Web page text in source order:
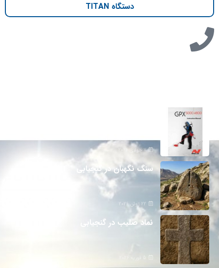
دستگاه TITAN
7 جولای 2026
سنگ نگهبان در گنجیابی
22 ژوئن 2026
نماد صلیب در گنجیابی